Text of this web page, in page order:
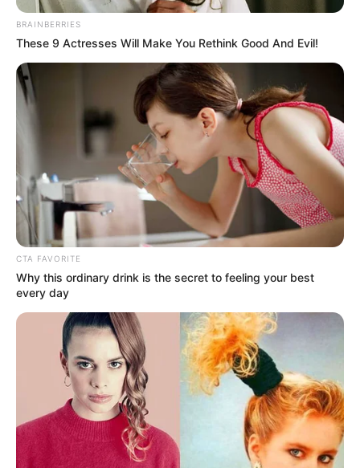
BRAINBERRIES
These 9 Actresses Will Make You Rethink Good And Evil!
CTA FAVORITE
Why this ordinary drink is the secret to feeling your best
every day